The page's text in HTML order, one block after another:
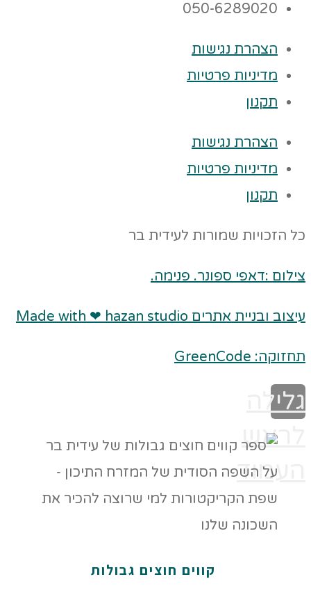
050-6289020
הצהרת נגישות
מדיניות פרטיות
תקנון
הצהרת נגישות
מדיניות פרטיות
תקנון
כל הזכויות שמורות לעידית בר
צילום :דאפי ספונר. פנימה.
עיצוב ובניית אתרים Made with ❤ hazan studio
תחזוקה: GreenCode
גלילה
לראש
העמוד
קווים חוצים גבולות